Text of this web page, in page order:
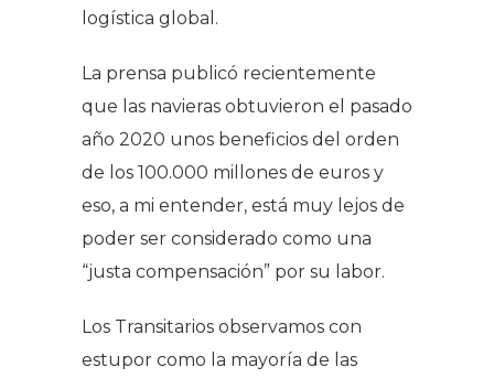
logística global.
La prensa publicó recientemente
que las navieras obtuvieron el pasado
año 2020 unos beneficios del orden
de los 100.000 millones de euros y
eso, a mi entender, está muy lejos de
poder ser considerado como una
“justa compensación” por su labor.
Los Transitarios observamos con
estupor como la mayoría de las